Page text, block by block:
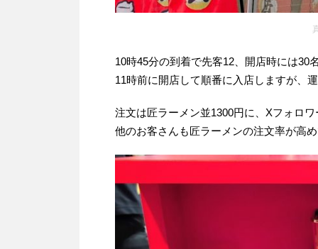
10時45分の到着で先客12、開店時には30
11時前に開店して順番に入店しますが、
注文は匠ラーメン並1300円に、Xフォロ
他のお客さんも匠ラーメンの注文率が高